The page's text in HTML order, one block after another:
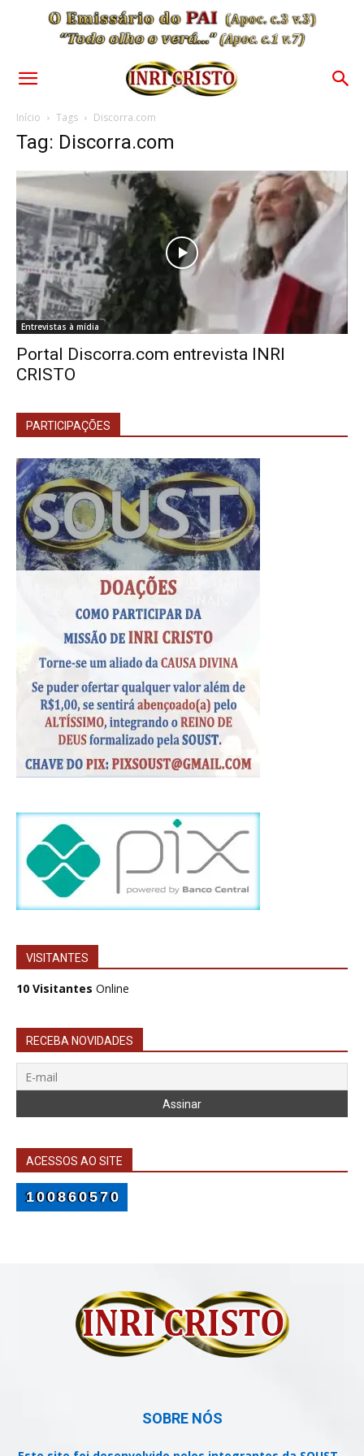
Início Tags Discorra.com
Tag: Discorra.com
Entrevistas à mídia
Portal Discorra.com entrevista INRI
CRISTO
PARTICIPAÇÕES
VISITANTES
10 Visitantes Online
RECEBA NOVIDADES
ACESSOS AO SITE
100860570
SOBRE NÓS